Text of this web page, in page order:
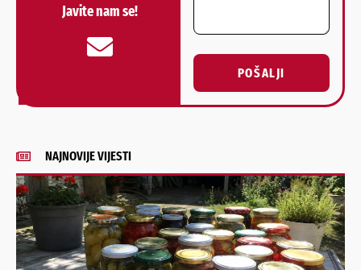
Javite nam se!
POŠALJI
Alternative:
NAJNOVIJE VIJESTI